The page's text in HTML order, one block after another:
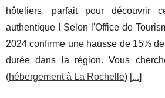
hôteliers, parfait pour découvrir
authentique ! Selon l'Office de
2024 confirme une hausse de 15%
durée dans la région. Vous
(hébergement à La Rochelle) [...]